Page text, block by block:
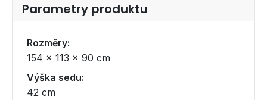
Parametry produktu
Rozměry:
154 × 113 × 90 cm
Výška sedu:
42 cm